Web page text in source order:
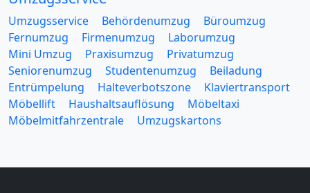
Umzugsservice Behördenumzug
Büroumzug
Fernumzug
Firmenumzug
Laborumzug
Mini Umzug
Praxisumzug
Privatumzug
Seniorenumzug
Studentenumzug
Beiladung
Entrümpelung
Halteverbotszone
Klaviertransport
Möbellift
Haushaltsauflösung
Möbeltaxi
Möbelmitfahrzentrale
Umzugskartons